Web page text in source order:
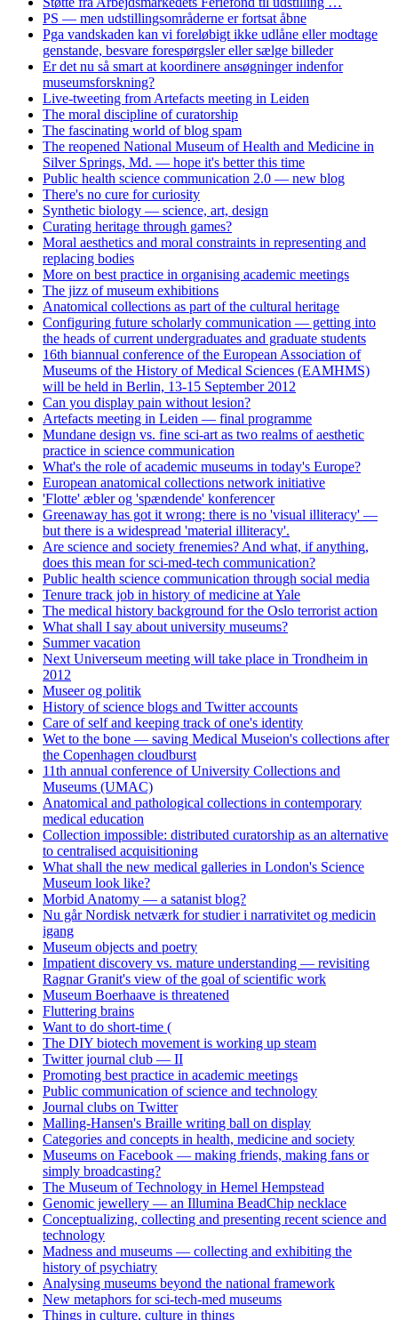
PS — men udstillingsområderne er fortsat åbne
Pga vandskaden kan vi foreløbigt ikke udlåne eller modtage
genstande, besvare forespørgsler eller sælge billeder
Er det nu så smart at koordinere ansøgninger indenfor
museumsforskning?
Live-tweeting from Artefacts meeting in Leiden
The moral discipline of curatorship
The fascinating world of blog spam
The reopened National Museum of Health and Medicine in
Silver Springs, Md. — hope it's better this time
Public health science communication 2.0 — new blog
There's no cure for curiosity
Synthetic biology — science, art, design
Curating heritage through games?
Moral aesthetics and moral constraints in representing and
replacing bodies
More on best practice in organising academic meetings
The jizz of museum exhibitions
Anatomical collections as part of the cultural heritage
Configuring future scholarly communication — getting into
the heads of current undergraduates and graduate students
16th biannual conference of the European Association of
Museums of the History of Medical Sciences (EAMHMS)
will be held in Berlin, 13-15 September 2012
Can you display pain without lesion?
Artefacts meeting in Leiden — final programme
Mundane design vs. fine sci-art as two realms of aesthetic
practice in science communication
What's the role of academic museums in today's Europe?
European anatomical collections network initiative
'Flotte' æbler og 'spændende' konferencer
Greenaway has got it wrong: there is no 'visual illiteracy' —
but there is a widespread 'material illiteracy'.
Are science and society frenemies? And what, if anything,
does this mean for sci-med-tech communication?
Public health science communication through social media
Tenure track job in history of medicine at Yale
The medical history background for the Oslo terrorist action
What shall I say about university museums?
Summer vacation
Next Universeum meeting will take place in Trondheim in
2012
Museer og politik
History of science blogs and Twitter accounts
Care of self and keeping track of one's identity
Wet to the bone — saving Medical Museion's collections after
the Copenhagen cloudburst
11th annual conference of University Collections and
Museums (UMAC)
Anatomical and pathological collections in contemporary
medical education
Collection impossible: distributed curatorship as an alternative
to centralised acquisitioning
What shall the new medical galleries in London's Science
Museum look like?
Morbid Anatomy — a satanist blog?
Nu går Nordisk netværk for studier i narrativitet og medicin
igang
Museum objects and poetry
Impatient discovery vs. mature understanding — revisiting
Ragnar Granit's view of the goal of scientific work
Museum Boerhaave is threatened
Fluttering brains
Want to do short-time (
The DIY biotech movement is working up steam
Twitter journal club — II
Promoting best practice in academic meetings
Public communication of science and technology
Journal clubs on Twitter
Malling-Hansen's Braille writing ball on display
Categories and concepts in health, medicine and society
Museums on Facebook — making friends, making fans or
simply broadcasting?
The Museum of Technology in Hemel Hempstead
Genomic jewellery — an Illumina BeadChip necklace
Conceptualizing, collecting and presenting recent science and
technology
Madness and museums — collecting and exhibiting the
history of psychiatry
Analysing museums beyond the national framework
New metaphors for sci-tech-med museums
Things in culture, culture in things